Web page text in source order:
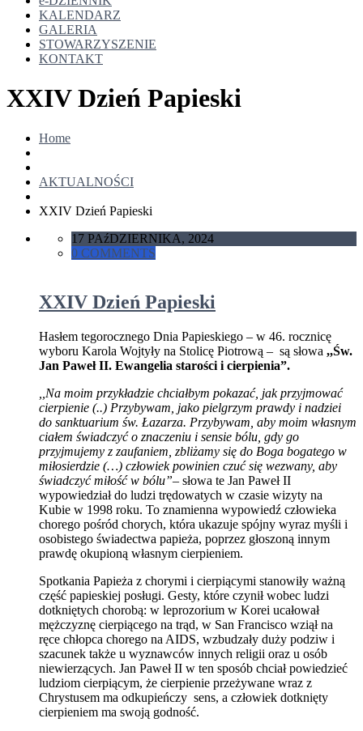
KALENDARZ
GALERIA
STOWARZYSZENIE
KONTAKT
XXIV Dzień Papieski
Home
AKTUALNOŚCI
XXIV Dzień Papieski
17 PAźDZIERNIKA, 2024
0 COMMENTS
XXIV Dzień Papieski
Hasłem tegorocznego Dnia Papieskiego – w 46. rocznicę
wyboru Karola Wojtyły na Stolicę Piotrową – są słowa ,,Św.
Jan Paweł II. Ewangelia starości i cierpienia”.
,,Na moim przykładzie chciałbym pokazać, jak przyjmować
cierpienie (..) Przybywam, jako pielgrzym prawdy i nadziei
do sanktuarium św. Łazarza. Przybywam, aby moim własnym
ciałem świadczyć o znaczeniu i sensie bólu, gdy go
przyjmujemy z zaufaniem, zbliżamy się do Boga bogatego w
miłosierdzie (…) człowiek powinien czuć się wezwany, aby
świadczyć miłość w bólu”– słowa te Jan Paweł II
wypowiedział do ludzi trędowatych w czasie wizyty na
Kubie w 1998 roku. To znamienna wypowiedź człowieka
chorego pośród chorych, która ukazuje spójny wyraz myśli i
osobistego świadectwa papieża, poprzez głoszoną innym
prawdę okupioną własnym cierpieniem.
Spotkania Papieża z chorymi i cierpiącymi stanowiły ważną
część papieskiej posługi. Gesty, które czynił wobec ludzi
dotkniętych chorobą: w leprozorium w Korei ucałował
mężczyznę cierpiącego na trąd, w San Francisco wziął na
ręce chłopca chorego na AIDS, wzbudzały duży podziw i
szacunek także u wyznawców innych religii oraz u osób
niewierzących. Jan Paweł II w ten sposób chciał powiedzieć
ludziom cierpiącym, że cierpienie przeżywane wraz z
Chrystusem ma odkupieńczy sens, a człowiek dotknięty
cierpieniem ma swoją godność.